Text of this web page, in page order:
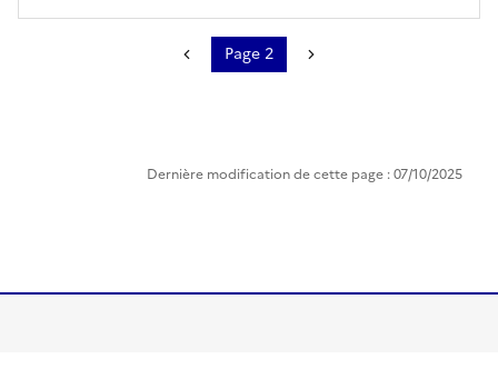
Page précédente
Page 2
Page suivante
Dernière modification de cette page : 07/10/2025